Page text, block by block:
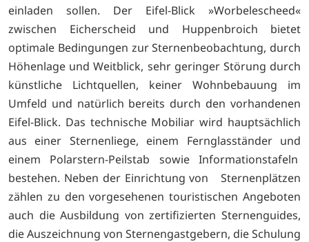
einladen sollen. Der Eifel-Blick »Worbelescheed«
zwischen Eicherscheid und Huppenbroich bietet
optimale Bedingungen zur Sternenbeobachtung, durch
Höhenlage und Weitblick, sehr geringer Störung durch
künstliche Lichtquellen, keiner Wohnbebauung im
Umfeld und natürlich bereits durch den vorhandenen
Eifel-Blick. Das technische Mobiliar wird hauptsächlich
aus einer Sternenliege, einem Fernglasständer und
einem Polarstern-Peilstab sowie Informationstafeln
bestehen. Neben der Einrichtung von Sternenplätzen
zählen zu den vorgesehenen touristischen Angeboten
auch die Ausbildung von zertifizierten Sternenguides,
die Auszeichnung von Sternengastgebern, die Schulung